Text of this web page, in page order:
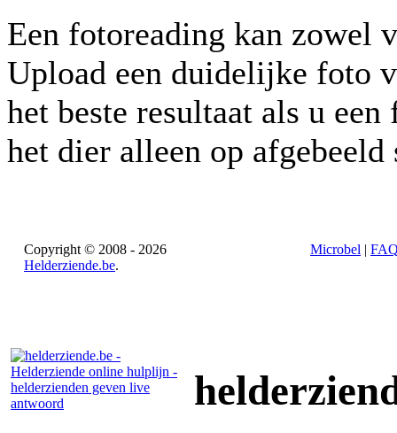
Een fotoreading kan zowel
Upload een duidelijke foto
het beste resultaat als u
het dier alleen op afgebeeld
Copyright © 2008 - 2026
Helderziende.be.
Microbel |